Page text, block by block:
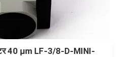
40 μm LF-3/8-D-MINI-